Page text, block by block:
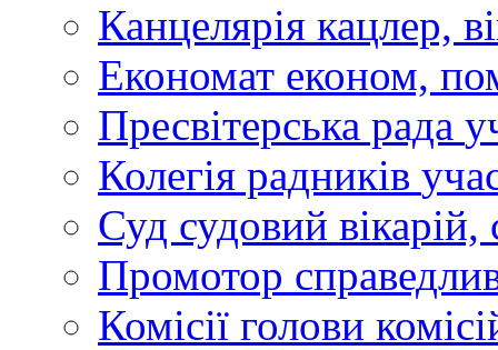
Канцелярія кацлер,
Економат економ,
Пресвітерська рада
Колегія радників
Суд судовий вікарій,
Промотор
Комісії голови